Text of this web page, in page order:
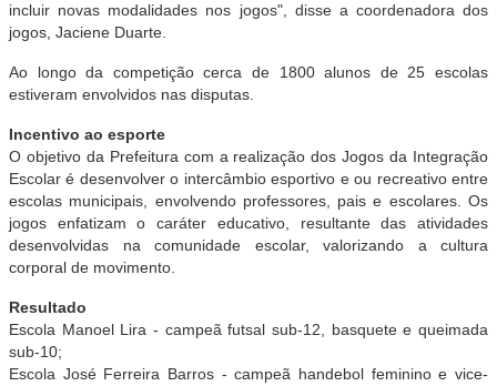
incluir novas modalidades nos jogos", disse a coordenadora dos
jogos, Jaciene Duarte.
Ao longo da competição cerca de 1800 alunos de 25 escolas
estiveram envolvidos nas disputas.
Incentivo ao esporte
O objetivo da Prefeitura com a realização dos Jogos da Integração
Escolar é desenvolver o intercâmbio esportivo e ou recreativo entre
escolas municipais, envolvendo professores, pais e escolares. Os
jogos enfatizam o caráter educativo, resultante das atividades
desenvolvidas na comunidade escolar, valorizando a cultura
corporal de movimento.
Resultado
Escola Manoel Lira - campeã futsal sub-12, basquete e queimada
sub-10;
Escola José Ferreira Barros - campeã handebol feminino e vice-